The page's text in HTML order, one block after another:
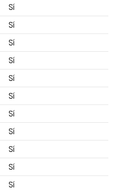
Sí
Sí
Sí
Sí
Sí
Sí
Sí
Sí
Sí
Sí
Sí